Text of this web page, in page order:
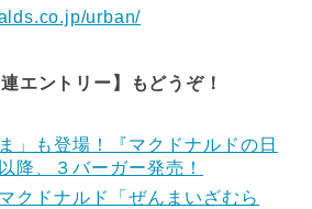
urban/
エントリー】もどうぞ！
」も登場！『マクドナルドの日
降、３バーガー発売！
クドナルド「ぜんまいざむら